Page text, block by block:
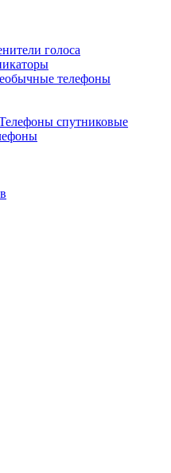
голоса
телефоны
спутниковые